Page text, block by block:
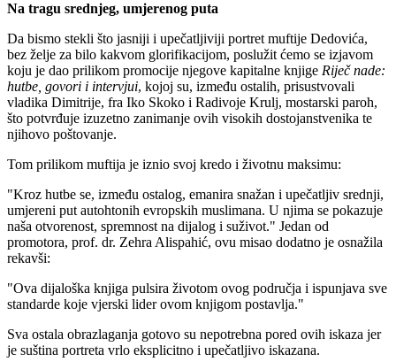
Na tragu srednjeg, umjerenog puta
Da bismo stekli što jasniji i upečatljiviji portret muftije Dedovića,
bez želje za bilo kakvom glorifikacijom, poslužit ćemo se izjavom
koju je dao prilikom promocije njegove kapitalne knjige Riječ nade:
hutbe, govori i intervjui, kojoj su, između ostalih, prisustvovali
vladika Dimitrije, fra Iko Skoko i Radivoje Krulj, mostarski paroh,
što potvrđuje izuzetno zanimanje ovih visokih dostojanstvenika te
njihovo poštovanje.
Tom prilikom muftija je iznio svoj kredo i životnu maksimu:
"Kroz hutbe se, između ostalog, emanira snažan i upečatljiv srednji,
umjereni put autohtonih evropskih muslimana. U njima se pokazuje
naša otvorenost, spremnost na dijalog i suživot." Jedan od
promotora, prof. dr. Zehra Alispahić, ovu misao dodatno je osnažila
rekavši:
"Ova dijaloška knjiga pulsira životom ovog područja i ispunjava sve
standarde koje vjerski lider ovom knjigom postavlja."
Sva ostala obrazlaganja gotovo su nepotrebna pored ovih iskaza jer
je suština portreta vrlo eksplicitno i upečatljivo iskazana.